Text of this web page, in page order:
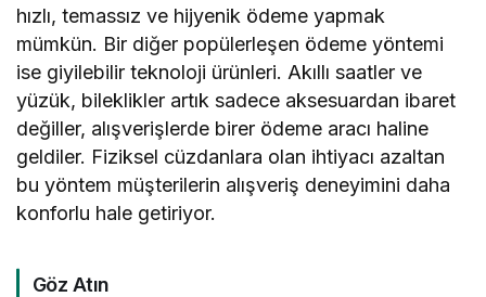
hızlı, temassız ve hijyenik ödeme yapmak
mümkün. Bir diğer popülerleşen ödeme yöntemi
ise giyilebilir teknoloji ürünleri. Akıllı saatler ve
yüzük, bileklikler artık sadece aksesuardan ibaret
değiller, alışverişlerde birer ödeme aracı haline
geldiler. Fiziksel cüzdanlara olan ihtiyacı azaltan
bu yöntem müşterilerin alışveriş deneyimini daha
konforlu hale getiriyor.
Göz Atın